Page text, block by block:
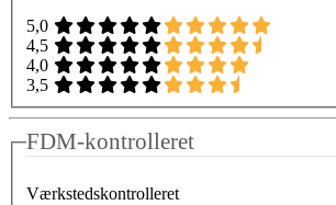
5,0
4,5
4,0
3,5
FDM-kontrolleret
Værkstedskontrolleret